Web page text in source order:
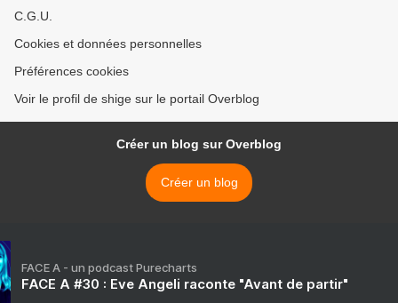
C.G.U.
Cookies et données personnelles
Préférences cookies
Voir le profil de shige sur le portail Overblog
Créer un blog sur Overblog
Créer un blog
FACE A - un podcast Purecharts
FACE A #30 : Eve Angeli raconte "Avant de partir"